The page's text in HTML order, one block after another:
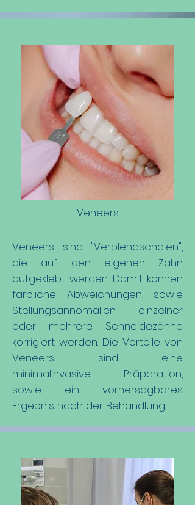
Veneers
Veneers sind "Verblendschalen",
die auf den eigenen Zahn
aufgeklebt werden. Damit können
farbliche Abweichungen, sowie
Stellungsannomalien einzelner
oder mehrere Schneidezähne
korrigiert werden. Die Vorteile von
Veneers sind eine
minimalinvasive Präparation,
sowie ein vorhersagbares
Ergebnis nach der Behandlung.